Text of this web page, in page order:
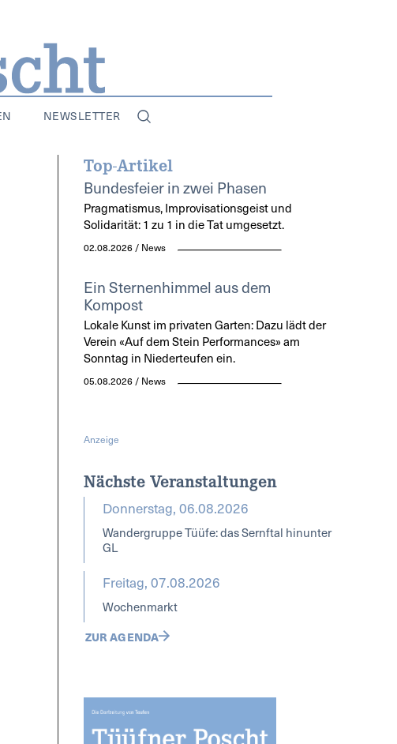
NEWSLETTER
Top-Artikel
Bundesfeier in zwei Phasen
Pragmatismus, Improvisationsgeist und
Solidarität: 1 zu 1 in die Tat umgesetzt.
02.08.2026 / News
Ein Sternenhimmel aus dem
Kompost
Lokale Kunst im privaten Garten: Dazu lädt der
Verein «Auf dem Stein Performances» am
Sonntag in Niederteufen ein.
05.08.2026 / News
Anzeige
Nächste Veranstaltungen
Donnerstag, 06.08.2026
Wandergruppe Tüüfe: das Sernftal hinunter
GL
Freitag, 07.08.2026
Wochenmarkt
ZUR AGENDA